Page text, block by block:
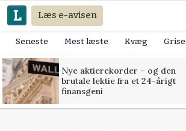
Læs e-avisen
Seneste Mest læste Kvæg Grise
Nye aktierekorder – og den
brutale lektie fra et 24-årigt
finansgeni